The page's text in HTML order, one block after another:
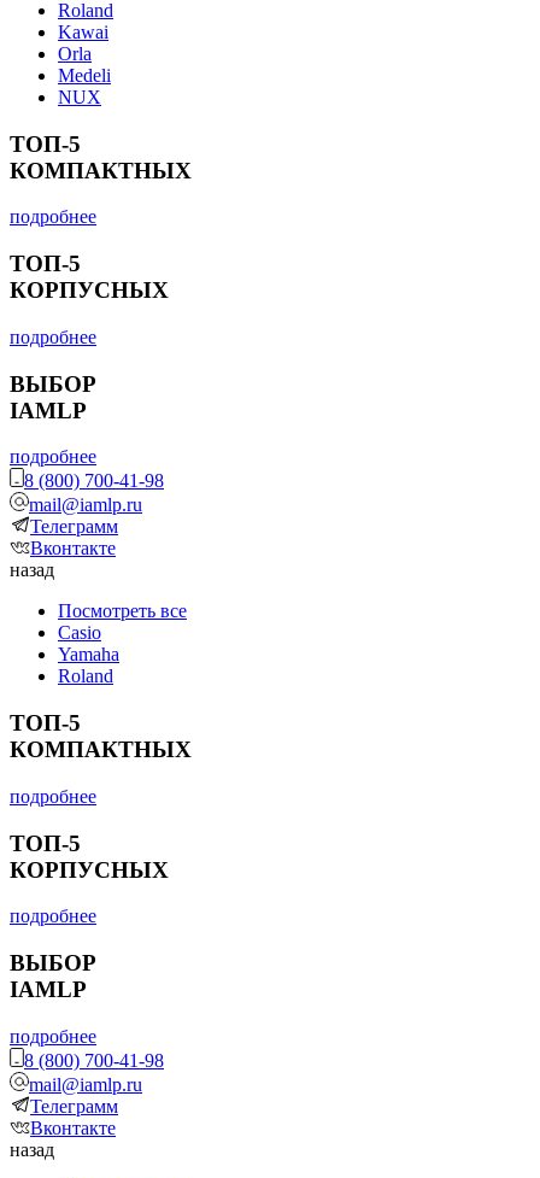
Roland
Kawai
Orla
Medeli
NUX
ТОП-5
КОМПАКТНЫХ
подробнее
ТОП-5
КОРПУСНЫХ
подробнее
ВЫБОР
IAMLP
подробнее
8 (800) 700-41-98
mail@iamlp.ru
Телеграмм
Вконтакте
назад
Посмотреть все
Casio
Yamaha
Roland
ТОП-5
КОМПАКТНЫХ
подробнее
ТОП-5
КОРПУСНЫХ
подробнее
ВЫБОР
IAMLP
подробнее
8 (800) 700-41-98
mail@iamlp.ru
Телеграмм
Вконтакте
назад